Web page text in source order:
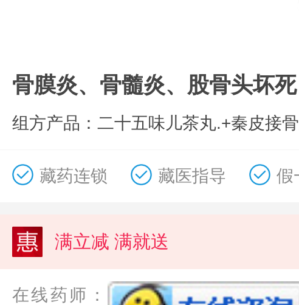
骨膜炎、骨髓炎、股骨头坏
组方产品：二十五味儿茶丸.+秦皮接
藏药连锁 藏医指导
满立减 满就送
在线药师：